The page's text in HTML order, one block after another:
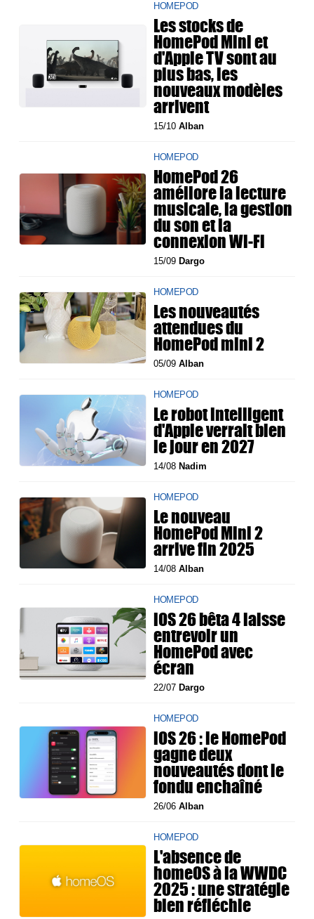
HOMEPOD
Les stocks de
HomePod Mini et
d'Apple TV sont au
plus bas, les
nouveaux modèles
arrivent
15/10Alban
HOMEPOD
HomePod 26
améliore la lecture
musicale, la gestion
du son et la
connexion Wi‑Fi
15/09 Dargo
HOMEPOD
Les nouveautés
attendues du
HomePod mini 2
05/09Alban
HOMEPOD
Le robot intelligent
d'Apple verrait bien
le jour en 2027
14/08 Nadim
HOMEPOD
Le nouveau
HomePod Mini 2
arrive fin 2025
14/08Alban
HOMEPOD
iOS 26 bêta 4 laisse
entrevoir un
HomePod avec
écran
22/07 Dargo
HOMEPOD
iOS 26 : le HomePod
gagne deux
nouveautés dont le
fondu enchaîné
26/06Alban
HOMEPOD
L'absence de
homeOS à la WWDC
2025 : une stratégie
bien réfléchie